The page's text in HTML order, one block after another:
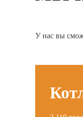
У нас вы